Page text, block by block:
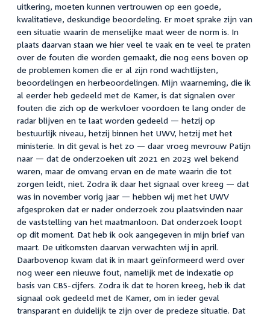
uitkering, moeten kunnen vertrouwen op een goede,
kwalitatieve, deskundige beoordeling. Er moet sprake zijn van
een situatie waarin de menselijke maat weer de norm is. In
plaats daarvan staan we hier veel te vaak en te veel te praten
over de fouten die worden gemaakt, die nog eens boven op
de problemen komen die er al zijn rond wachtlijsten,
beoordelingen en herbeoordelingen. Mijn waarneming, die ik
al eerder heb gedeeld met de Kamer, is dat signalen over
fouten die zich op de werkvloer voordoen te lang onder de
radar blijven en te laat worden gedeeld — hetzij op
bestuurlijk niveau, hetzij binnen het UWV, hetzij met het
ministerie. In dit geval is het zo — daar vroeg mevrouw Patijn
naar — dat de onderzoeken uit 2021 en 2023 wel bekend
waren, maar de omvang ervan en de mate waarin die tot
zorgen leidt, niet. Zodra ik daar het signaal over kreeg — dat
was in november vorig jaar — hebben wij met het UWV
afgesproken dat er nader onderzoek zou plaatsvinden naar
de vaststelling van het maatmanloon. Dat onderzoek loopt
op dit moment. Dat heb ik ook aangegeven in mijn brief van
maart. De uitkomsten daarvan verwachten wij in april.
Daarbovenop kwam dat ik in maart geïnformeerd werd over
nog weer een nieuwe fout, namelijk met de indexatie op
basis van CBS-cijfers. Zodra ik dat te horen kreeg, heb ik dat
signaal ook gedeeld met de Kamer, om in ieder geval
transparant en duidelijk te zijn over de precieze situatie. Dat